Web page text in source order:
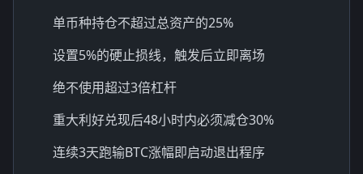
单币种持仓不超过总资产的25%
设置5%的硬止损线，触发后立即离场
绝不使用超过3倍杠杆
重大利好兑现后48小时内必须减仓30%
连续3天跑输BTC涨幅即启动退出程序